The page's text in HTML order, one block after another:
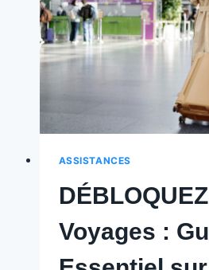
du
Preneur
Belgique
️
ASSISTANCES
Voyages :